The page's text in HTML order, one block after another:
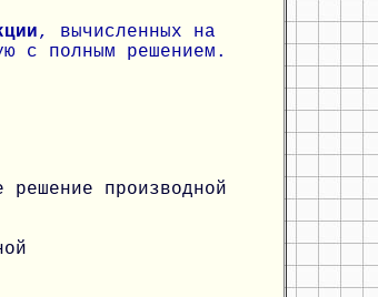
, вычисленных на
с полным решением.
решение производной